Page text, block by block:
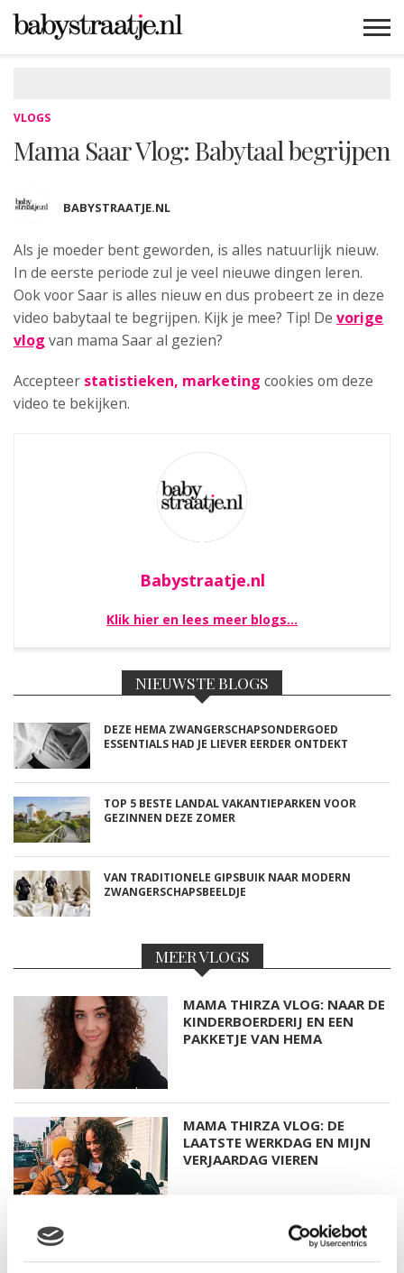
VLOGS
Mama Saar Vlog: Babytaal begrijpen
BABYSTRAATJE.NL
Als je moeder bent geworden, is alles natuurlijk nieuw.
In de eerste periode zul je veel nieuwe dingen leren.
Ook voor Saar is alles nieuw en dus probeert ze in deze
video babytaal te begrijpen. Kijk je mee? Tip! De vorige
vlog van mama Saar al gezien?
Accepteer statistieken, marketing cookies om deze
video te bekijken.
Babystraatje.nl
Klik hier en lees meer blogs…
NIEUWSTE BLOGS
DEZE HEMA ZWANGERSCHAPSONDERGOED
ESSENTIALS HAD JE LIEVER EERDER ONTDEKT
TOP 5 BESTE LANDAL VAKANTIEPARKEN VOOR
GEZINNEN DEZE ZOMER
VAN TRADITIONELE GIPSBUIK NAAR MODERN
ZWANGERSCHAPSBEELDJE
MEER VLOGS
MAMA THIRZA VLOG: NAAR DE
KINDERBOERDERIJ EN EEN
PAKKETJE VAN HEMA
MAMA THIRZA VLOG: DE
LAATSTE WERKDAG EN MIJN
VERJAARDAG VIEREN
MAMA THIRZA VLOG: HET IS
FEEST, WANT REBEL IS JARIG!